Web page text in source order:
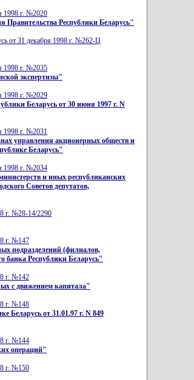
1998 г. №2020
Правительства Республики Беларусь"
от 31 декабря 1998 г. №262-Ц
1998 г. №2035
экспертизы"
1998 г. №2029
Беларусь от 30 июня 1997 г. N
1998 г. №2031
управления акционерных обществ и
Беларусь"
1998 г. №2034
и иных республиканских
Советов депутатов,
г. №28-14/2290
г. №147
подразделений (филиалов,
банка Республики Беларусь"
г. №142
с движением капитала"
г. №148
Беларусь от 31.01.97 г. N 849
г. №144
операций"
г. №150